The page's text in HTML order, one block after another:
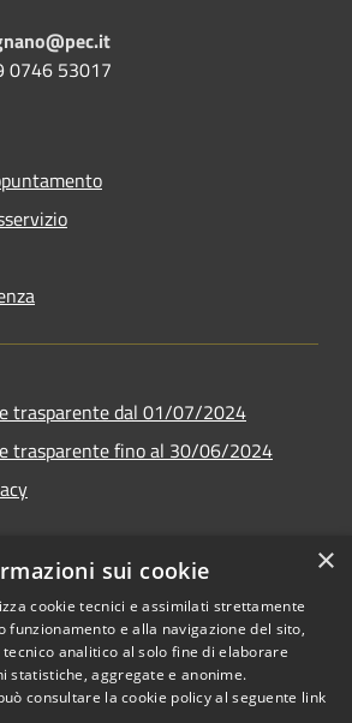
0746 53017
trasparente dal 01/07/2024
trasparente fino al 30/06/2024
Copyright © 2026 • Comune di
×
sui cookie
cookie tecnici e assimilati strettamente
funzionamento e alla navigazione del sito,
tecnico analitico al solo fine di elaborare
statistiche, aggregate e anonime.
consultare la cookie policy al seguente link